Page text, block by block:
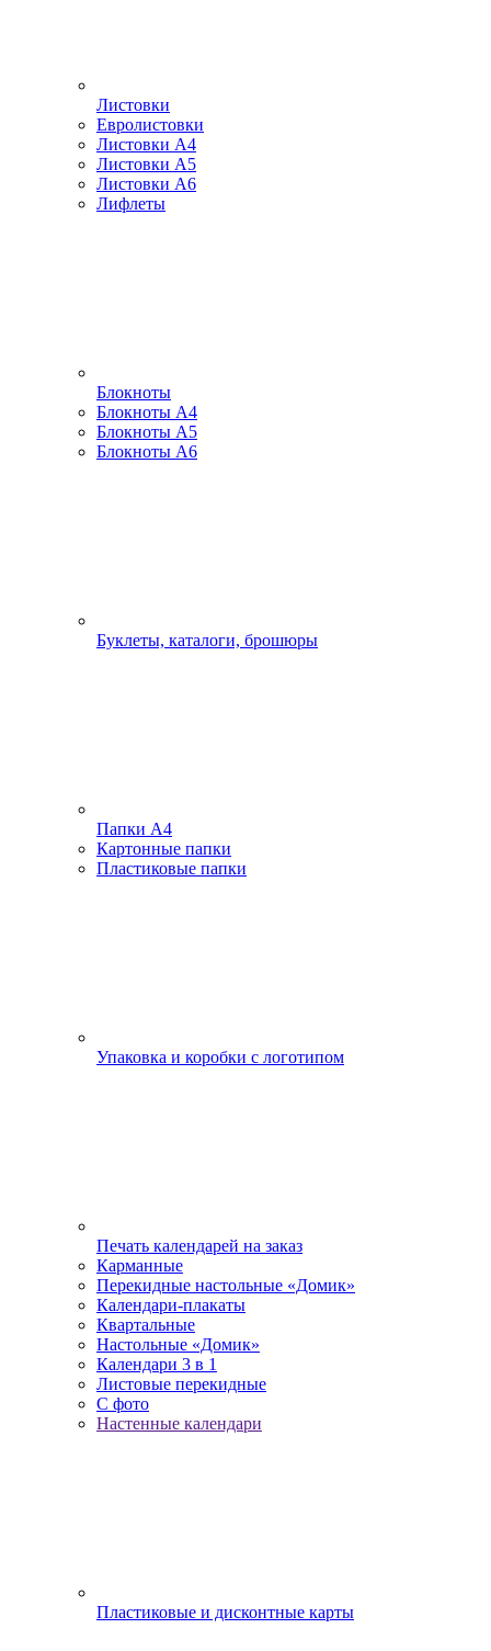
Листовки
Евролистовки
Листовки А4
Листовки А5
Листовки А6
Лифлеты
Блокноты
Блокноты А4
Блокноты А5
Блокноты А6
Буклеты, каталоги, брошюры
Папки А4
Картонные папки
Пластиковые папки
Упаковка и коробки с логотипом
Печать календарей на заказ
Карманные
Перекидные настольные «Домик»
Календари-плакаты
Квартальные
Настольные «Домик»
Календари 3 в 1
Листовые перекидные
С фото
Настенные календари
Пластиковые и дисконтные карты